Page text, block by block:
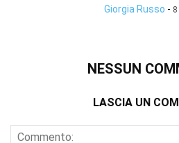
Giorgia Russo -
NESSUN
LASCIA UN